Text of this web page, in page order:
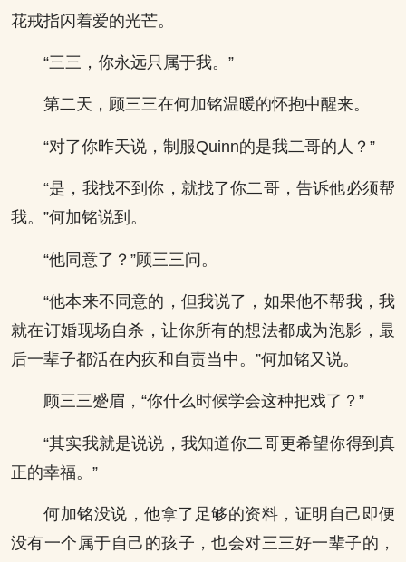
花戒指闪着爱的光芒。
“三三，你永远只属于我。”
第二天，顾三三在何加铭温暖的怀抱中醒来。
“对了你昨天说，制服Quinn的是我二哥的人？”
“是，我找不到你，就找了你二哥，告诉他必须帮
我。”何加铭说到。
“他同意了？”顾三三问。
“他本来不同意的，但我说了，如果他不帮我，我
就在订婚现场自杀，让你所有的想法都成为泡影，最
后一辈子都活在内疚和自责当中。”何加铭又说。
顾三三蹙眉，“你什么时候学会这种把戏了？”
“其实我就是说说，我知道你二哥更希望你得到真
正的幸福。”
何加铭没说，他拿了足够的资料，证明自己即便
没有一个属于自己的孩子，也会对三三好一辈子的，